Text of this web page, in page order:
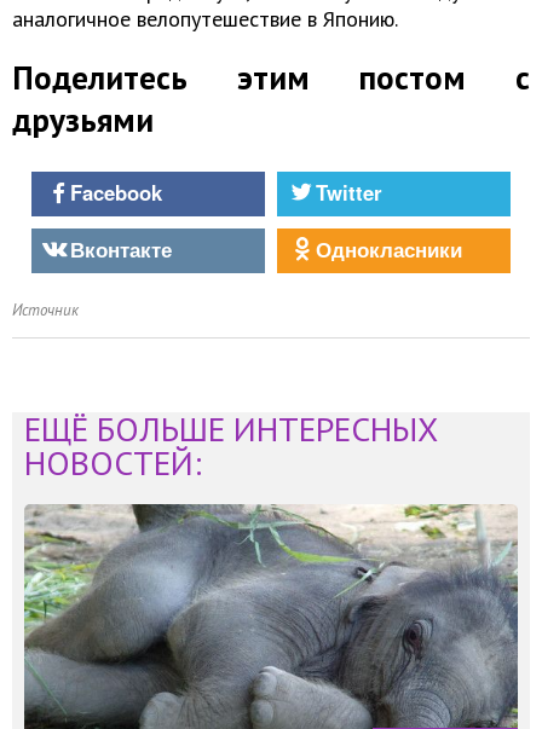
аналогичное велопутешествие в Японию.
Поделитесь этим постом с
друзьями
Facebook
Twitter
Вконтакте
Однокласники
Источник
ЕЩЁ БОЛЬШЕ ИНТЕРЕСНЫХ
НОВОСТЕЙ: